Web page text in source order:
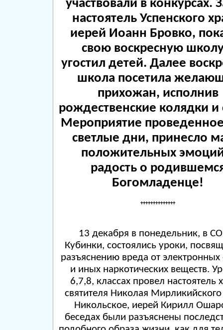
участвовали в конкурсах.
настоятель Успенского
иерей Иоанн Бровко,
свою воскресную
угостил детей. Далее
школа посетила
прихожан, исполнив
рождественские колядки и
Мероприятие проведенное
светлые дни, принесло
положительных
радость о
Богомладенце!
++++++++++++++
13 декабря в понедельник, в
Кубинки, состоялись уроки,
разъяснению вреда от электронных
и иных наркотических веществ.
6,7,8, классах провел настоятель
святителя Николая Мирликийского
Никольское, иерей Кирилл
беседах были разъяснены